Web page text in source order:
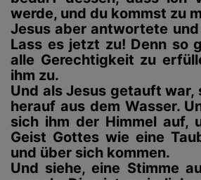
werde, und du kommst zu
Jesus aber antwortete
Lass es jetzt zu! Denn so
alle Gerechtigkeit zu
ihm zu.
Und als Jesus getauft war,
herauf aus dem Wasser.
sich ihm der Himmel auf,
Geist Gottes wie eine
und über sich kommen.
Und siehe, eine Stimme